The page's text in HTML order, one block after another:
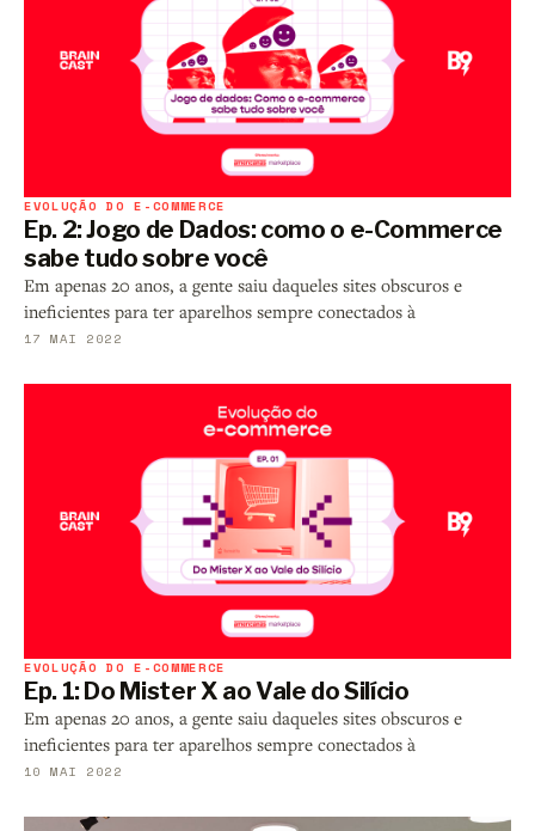
EVOLUÇÃO DO E-COMMERCE
Ep. 2: Jogo de Dados: como o e-Commerce
sabe tudo sobre você
Em apenas 20 anos, a gente saiu daqueles sites obscuros e
ineficientes para ter aparelhos sempre conectados à
17 MAI 2022
EVOLUÇÃO DO E-COMMERCE
Ep. 1: Do Mister X ao Vale do Silício
Em apenas 20 anos, a gente saiu daqueles sites obscuros e
ineficientes para ter aparelhos sempre conectados à
10 MAI 2022